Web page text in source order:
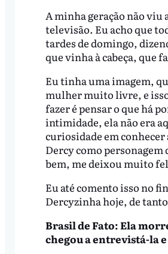
A minha geração não viu
televisão. Eu acho que
tardes de domingo,
que vinha à cabeça, que
Eu tinha uma imagem,
mulher muito livre, e
fazer é pensar o que há
intimidade, ela não era
curiosidade em
Dercy como
bem, me deixou muito
Eu até comento isso no
Dercyzinha hoje, de
Brasil de Fato: Ela
chegou a entrevistá-la